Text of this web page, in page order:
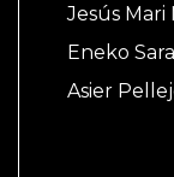
Jesús Mari
Eneko
Asier